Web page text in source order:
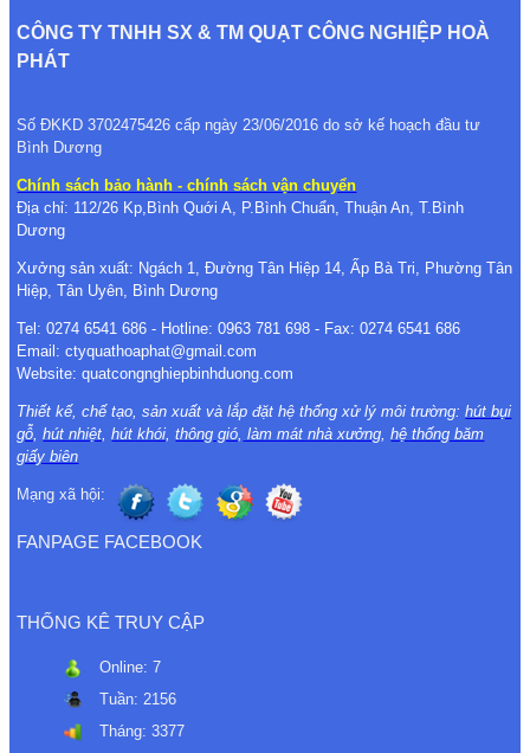
CÔNG TY TNHH SX & TM QUẠT CÔNG NGHIỆP HOÀ
PHÁT
Số ĐKKD 3702475426 cấp ngày 23/06/2016 do sở kế hoạch đầu tư
Bình Dương
Chính sách bảo hành - chính sách vận chuyển
Địa chỉ: 112/26 Kp,Bình Quới A, P.Bình Chuẩn, Thuận An, T.Bình
Dương
Xưởng sản xuất: Ngách 1, Đường Tân Hiệp 14, Ấp Bà Tri, Phường Tân
Hiệp, Tân Uyên, Bình Dương
Tel: 0274 6541 686 - Hotline: 0963 781 698 - Fax: 0274 6541 686
Email: ctyquathoaphat@gmail.com
Website: quatcongnghiepbinhduong.com
Thiết kế, chế tạo, sản xuất và lắp đặt hệ thống xử lý môi trường:hút bụi
gỗ,hút nhiệt,hút khói,thông gió, làm mát nhà xưởng,hệ thống băm
giấy biên
Mạng xã hội:
FANPAGE FACEBOOK
THỐNG KÊ TRUY CẬP
Online:7
Tuần:2156
Tháng:3377